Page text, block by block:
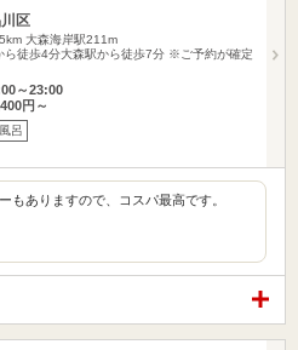
区
大森海岸駅211m
ら徒歩4分 ​大森駅から徒歩7分 ※ご予約が確定
～23:00
円～
呂
もありますので、コスパ最高です。